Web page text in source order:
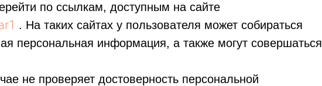
по ссылкам, доступным на сайте
. На таких сайтах у пользователя может собираться
персональная информация, а также могут совершаться
не проверяет достоверность персональной